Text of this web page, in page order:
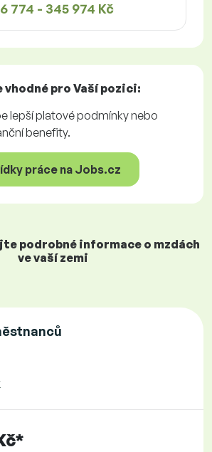
774 - 345 974 Kč
vhodné pro Vaší pozici:
lepší platové podmínky nebo
benefity.
práce na Jobs.cz
podrobné informace o mzdách
ve vaší zemi